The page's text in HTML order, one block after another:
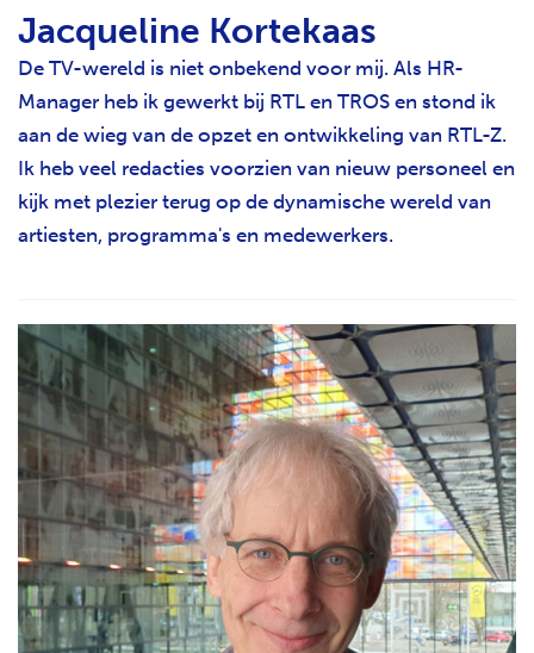
Jacqueline Kortekaas
De TV-wereld is niet onbekend voor mij. Als HR-
Manager heb ik gewerkt bij RTL en TROS en stond ik
aan de wieg van de opzet en ontwikkeling van RTL-Z.
Ik heb veel redacties voorzien van nieuw personeel en
kijk met plezier terug op de dynamische wereld van
artiesten, programma's en medewerkers.